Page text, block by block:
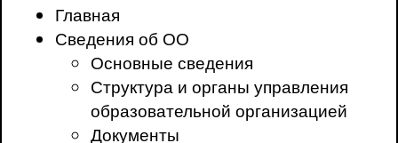
Главная
Сведения об ОО
Основные сведения
Структура и органы управления
образовательной организацией
Документы